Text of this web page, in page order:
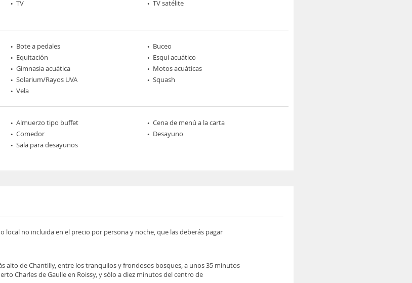
TV
TV satélite
Bote a pedales
Buceo
Equitación
Esquí acuático
Gimnasia acuática
Motos acuáticas
Solarium/Rayos UVA
Squash
Vela
Almuerzo tipo buffet
Cena de menú a la carta
Comedor
Desayuno
Sala para desayunos
local no incluida en el precio por persona y noche, que las deberás pagar
alto de Chantilly, entre los tranquilos y frondosos bosques, a unos 35 minutos
Charles de Gaulle en Roissy, y sólo a diez minutos del centro de